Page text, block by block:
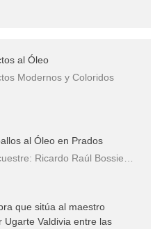
al Óleo
Modernos y Coloridos
al Óleo en Prados
Ricardo Raúl Bossie…
que sitúa al maestro
Ugarte Valdivia entre las